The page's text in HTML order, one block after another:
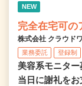
NEW
完全在宅可の
株式会社 クラウド
業務委託 登録制
美容系モニター
当日に謝礼を